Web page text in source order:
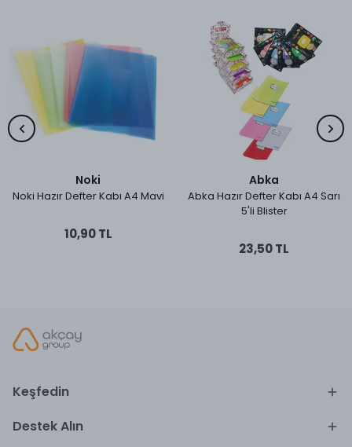
Noki
Noki Hazır Defter Kabı A4 Mavi
10,90 TL
Abka
Abka Hazır Defter Kabı A4 Sarı
5'li Blister
23,50 TL
Keşfedin
Destek Alın